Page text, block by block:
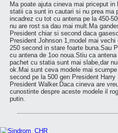
Ma poate ajuta cineva mai priceput
statii ca sunt in cautari si nu prea ma
incadrez cu tot cu antena pe la 450-
nu are rost sa dau mai mult.Ma
President chiar si second daca
President Johnson 1,model mai
250 second in stare foarte buna.Sau
cu antena de 1oo noua.Stiu ca
pachet cu statia sunt mai slabe,dar
ok.Mai sunt ceva modele mai
second pe la 500 gen President
President Walker.Daca cineva are
cunostinte despre aceste modele il
putin.